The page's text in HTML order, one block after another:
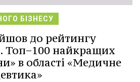
БІЗНЕСУ
до рейтингу
Топ−100 найкращих
в області «Медичне